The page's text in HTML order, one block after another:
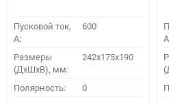
Пусковой ток,
A:
600
Размеры
(ДхШхВ), мм:
242x175x190
Полярность: 0